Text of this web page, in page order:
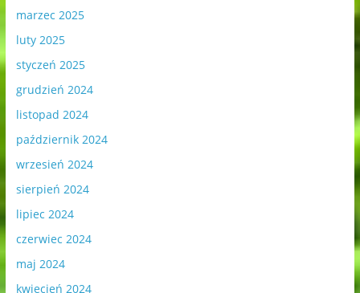
marzec 2025
luty 2025
styczeń 2025
grudzień 2024
listopad 2024
październik 2024
wrzesień 2024
sierpień 2024
lipiec 2024
czerwiec 2024
maj 2024
kwiecień 2024